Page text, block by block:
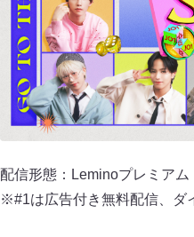
配信形態：Leminoプレミア
※#1は広告付き無料配信、ダ